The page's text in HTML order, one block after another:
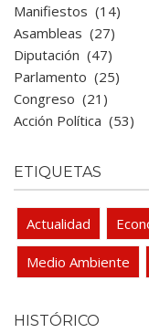
Manifiestos (14)
Asambleas (27)
Diputación (47)
Parlamento (25)
Congreso (21)
Acción Política (53)
ETIQUETAS
Actualidad
Medio Ambiente
HISTÓRICO